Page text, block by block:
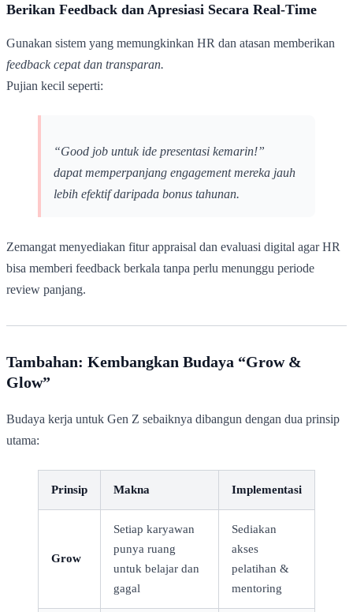
Berikan Feedback dan Apresiasi Secara Real-Time
Gunakan sistem yang memungkinkan HR dan atasan memberikan
feedback cepat dan transparan.
Pujian kecil seperti:
“Good job untuk ide presentasi kemarin!”
dapat memperpanjang engagement mereka jauh
lebih efektif daripada bonus tahunan.
Zemangat menyediakan fitur appraisal dan evaluasi digital agar HR
bisa memberi feedback berkala tanpa perlu menunggu periode
review panjang.
Tambahan: Kembangkan Budaya “Grow &
Glow”
Budaya kerja untuk Gen Z sebaiknya dibangun dengan dua prinsip
utama:
Prinsip Makna Implementasi
Grow
Setiap karyawan
punya ruang
untuk belajar dan
gagal
Sediakan
akses
pelatihan &
mentoring